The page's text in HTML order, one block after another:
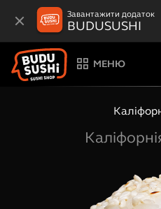
Завантажити додаток
BUDUSUSHI
МЕНЮ